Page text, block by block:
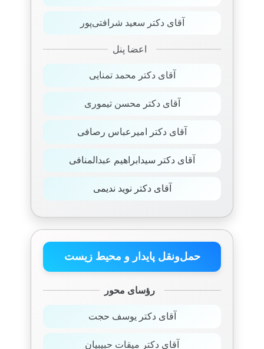
آقای دکتر سعید شرافتی‌پور
اعضا پنل
آقای دکتر محمد تمنایی
آقای دکتر محسن تیموری
آقای دکتر امیرعباس رصافی
آقای دکتر سیدابراهیم عبدالمنافی
آقای دکتر نوید ندیمی
حمل‌ونقل پایدار و محیط‌ زیست
رؤسای محور
آقای دکتر یوسف حجت
آقای دکتر میقات حبیبیان